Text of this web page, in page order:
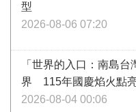
型
2026-08-06 07:20
「世界的入口：南島
界 115年國慶焰火點
2026-08-04 00:06